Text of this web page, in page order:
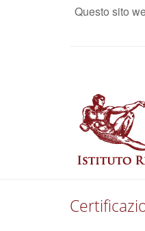
Questo sito
AREA